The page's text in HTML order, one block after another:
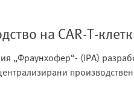
на
„Фраунхофер“‑ (IPA)